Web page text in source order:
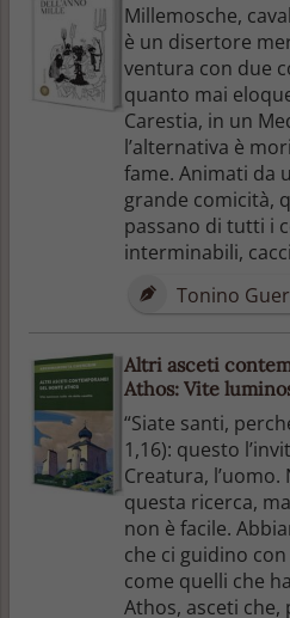
Millemosche,
è un disertore
ventura con due
quanto mai
Carestia, in un
l’alternativa è
fame. Animati da
grande comicità,
passano di tutti i
interminabili,
Tonino
Altri asceti
Athos: Vite
“Siate santi,
1,16): questo
Creatura, l’uomo.
questa ricerca,
non è facile.
che ci guidino
come quelli che
Athos, asceti